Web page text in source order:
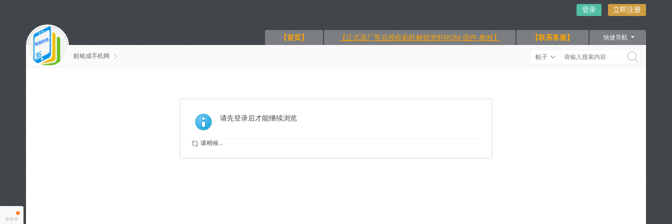
登录 立即注册
快捷导航
【联系客服】
【正式原厂售后授权刷机解锁资料ROM-固件-教程】
【首页】
航铭成手机网 帖子
请先登录后才能继续浏览
请稍候...